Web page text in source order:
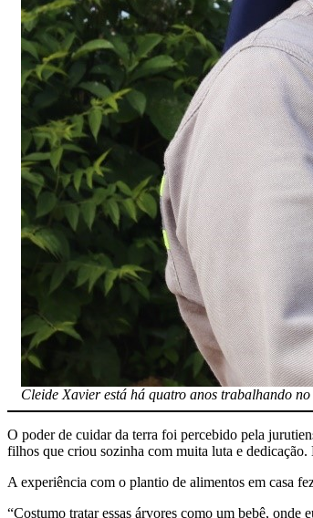
Cleide Xavier está há quatro anos trabalhando
O poder de cuidar da terra foi percebido pela
filhos que criou sozinha com muita luta e
A experiência com o plantio de alimentos em casa
“Costumo tratar essas árvores como um bebê, onde